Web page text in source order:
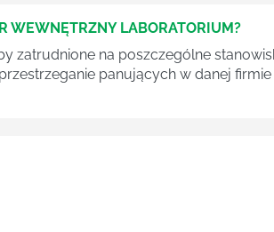
WEWNĘTRZNY LABORATORIUM?
zatrudnione na poszczególne
panujących w danej